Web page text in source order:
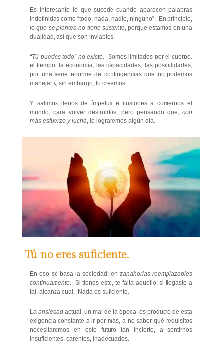
Es interesante lo que sucede cuando aparecen palabras
indefinidas como “todo, nada, nadie, ninguno”. En principio,
lo que se plantea no tiene sustento, porque estamos en una
dualidad, así que son inviables.
“Tú puedes todo” no existe. Somos limitados por el cuerpo,
el tiempo, la economía, las capacidades, las posibilidades,
por una serie enorme de contingencias que no podemos
manejar y, sin embargo, lo creemos.
Y salimos llenos de ímpetus e ilusiones a comernos el
mundo, para volver destruidos, pero pensando que, con
más esfuerzo y lucha, lo lograremos algún día.
Tú no eres suficiente.
En eso se basa la sociedad: en zanahorias reemplazables
continuamente. Si tienes esto, te falta aquello; si llegaste a
tal, alcanza cual. Nada es suficiente.
Laansiedadactual, un mal de la época, es producto de esta
exigencia constante a ir por más, a no saber qué requisitos
necesitaremos en este futuro tan incierto, a sentirnos
insuficientes, carentes, inadecuados.